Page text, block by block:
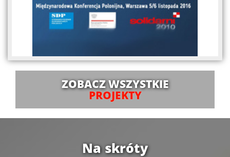
ZOBACZ WSZYSTKIE
PROJEKTY
Na skróty